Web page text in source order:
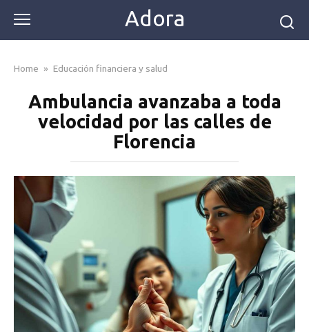
content
Adora
Home » Educación financiera y salud
Ambulancia avanzaba a toda
velocidad por las calles de
Florencia